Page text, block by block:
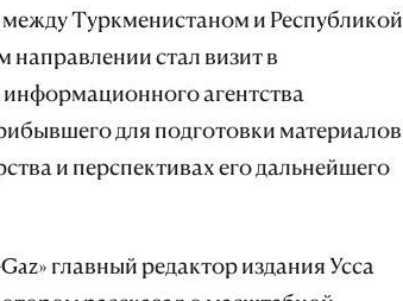
Туркменистаном и Республикой
стал визит в
агентства
для подготовки материалов
и перспективах его дальнейшего
главный редактор издания Усса